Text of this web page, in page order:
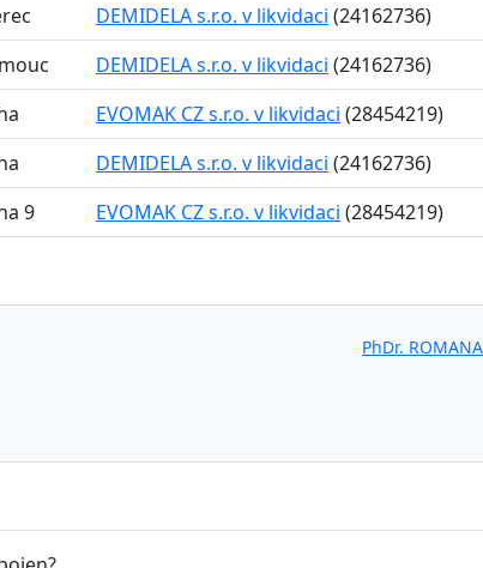
DEMIDELA s.r.o. v likvidaci (24162736)
DEMIDELA s.r.o. v likvidaci (24162736)
EVOMAK CZ s.r.o. v likvidaci (28454219)
DEMIDELA s.r.o. v likvidaci (24162736)
9 EVOMAK CZ s.r.o. v likvidaci (28454219)
PhDr.